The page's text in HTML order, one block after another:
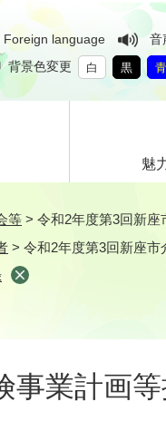
Foreign language
音
背景色変更 白 黒 青
魅
等 > 令和2年度第3回新
> 令和2年度第3回新座
事業計画